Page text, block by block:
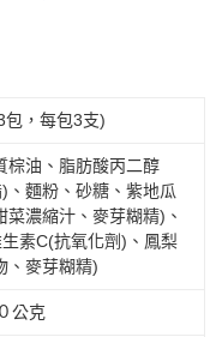
包，每包3支)
棕油、脂肪酸丙二醇
、麵粉、砂糖、紫地瓜
濃縮汁、麥芽糊精)、
素C(抗氧化劑)、鳳梨
、麥芽糊精)
公克